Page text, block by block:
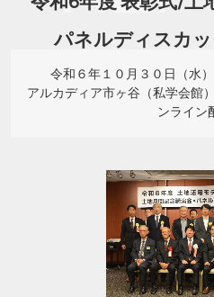
パネルディスカ
令和６年１０月３０日（水
アルカディア市ヶ谷（私学会館
ンライン